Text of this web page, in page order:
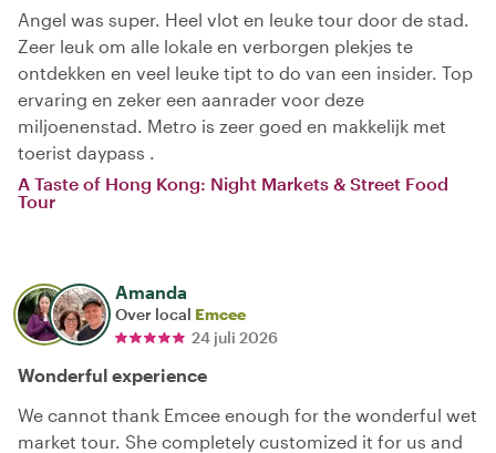
Angel was super. Heel vlot en leuke tour door de stad.
Zeer leuk om alle lokale en verborgen plekjes te
ontdekken en veel leuke tipt to do van een insider. Top
ervaring en zeker een aanrader voor deze
miljoenenstad. Metro is zeer goed en makkelijk met
toerist daypass .
A Taste of Hong Kong: Night Markets & Street Food
Tour
Amanda
Over local Emcee
24 juli 2026
Wonderful experience
We cannot thank Emcee enough for the wonderful wet
market tour. She completely customized it for us and